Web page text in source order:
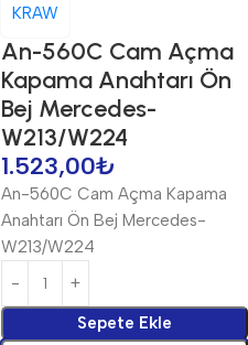
KRAW
An-560C Cam Açma
Kapama Anahtarı Ön
Bej Mercedes-
W213/W224
1.523,00₺
An-560C Cam Açma Kapama
Anahtarı Ön Bej Mercedes-
W213/W224
Sepete Ekle